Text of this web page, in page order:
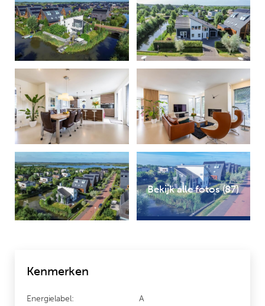
Bekijk alle fotos (87)
Kenmerken
Energielabel: A